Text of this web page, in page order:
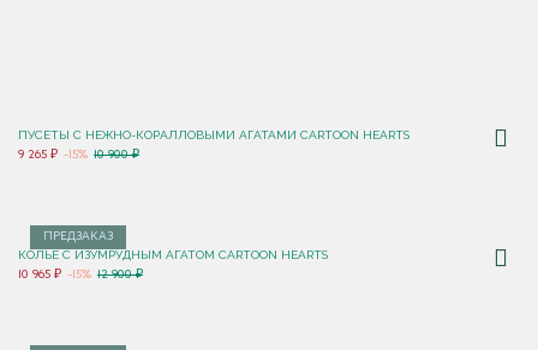
ПУСЕТЫ C НЕЖНО-КОРАЛЛОВЫМИ АГАТАМИ CARTOON HEARTS
9 265 ₽ -15% 10 900 ₽
ПРЕДЗАКАЗ
КОЛЬЕ C ИЗУМРУДНЫМ АГАТОМ CARTOON HEARTS
10 965 ₽ -15% 12 900 ₽